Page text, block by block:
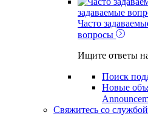
задаваемые
Часто
вопросы
Ищите ответы
Поиск
Новые
Свяжитесь со